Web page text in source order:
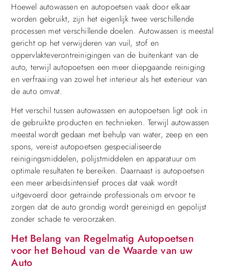
Hoewel autowassen en autopoetsen vaak door elkaar
worden gebruikt, zijn het eigenlijk twee verschillende
processen met verschillende doelen. Autowassen is meestal
gericht op het verwijderen van vuil, stof en
oppervlakteverontreinigingen van de buitenkant van de
auto, terwijl autopoetsen een meer diepgaande reiniging
en verfraaiing van zowel het interieur als het exterieur van
de auto omvat.
Het verschil tussen autowassen en autopoetsen ligt ook in
de gebruikte producten en technieken. Terwijl autowassen
meestal wordt gedaan met behulp van water, zeep en een
spons, vereist autopoetsen gespecialiseerde
reinigingsmiddelen, polijstmiddelen en apparatuur om
optimale resultaten te bereiken. Daarnaast is autopoetsen
een meer arbeidsintensief proces dat vaak wordt
uitgevoerd door getrainde professionals om ervoor te
zorgen dat de auto grondig wordt gereinigd en gepolijst
zonder schade te veroorzaken.
Het Belang van Regelmatig Autopoetsen
voor het Behoud van de Waarde van uw
Auto